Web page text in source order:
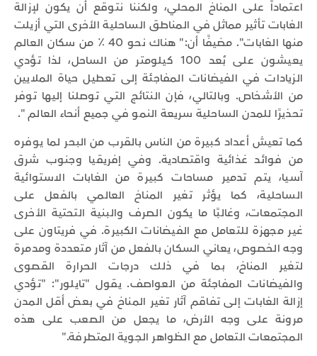
اعتماداً على المناخ المحلي، ولكننا نتوقع أن يكون لإزالة
الغابات تأثير مماثل في المناطق الساحلية الأخرى التي أزيلت
منها الغابات". مضيفًا أن:" هناك نحو 40 ٪ من سكان العالم
يعيشون على بُعد 100 كيلومتر من الساحل، لذا تؤدي
الزيادات في الفيضانات المفاجئة إلى تعطيل حياة الملايين
من الأشخاص. وبالتالي، فإن النتائج التي توصلنا إليها توفر
تحذيرًا للمدن الساحلية سريعة النمو في جميع أنحاء العالم ".
كما تعيش أعداد كبيرة من الناس بالقرب من البحر لما يوفره
من فوائد غذائية واقتصادية. وفي إفريقيا وجنوب شرق
آسيا، يتم تدمير مساحات كبيرة من الغابات الاستوائية
الساحلية، كما يؤثر تغير المناخ العالمي بالفعل على
المجتمعات، وغالبًا ما يكون الصرف والبنية التحتية الأخرى
غير مجهزة للتعامل مع الفيضانات الكبيرة. في فريتاون على
وجه الخصوص، يعاني السكان بالفعل من آثار متعددة ومدمرة
لتغير المناخ، بما في ذلك درجات الحرارة القصوى
والفيضانات المفاجئة من العواصف. يقول "تايلور": "تؤدي
إزالة الغابات إلى تفاقم آثار تغير المناخ في بعض أقل المدن
مرونة على وجه الأرض، ما يجعل من الصعب على هذه
المجتمعات التعامل مع الظواهر الجوية المتطرفة."